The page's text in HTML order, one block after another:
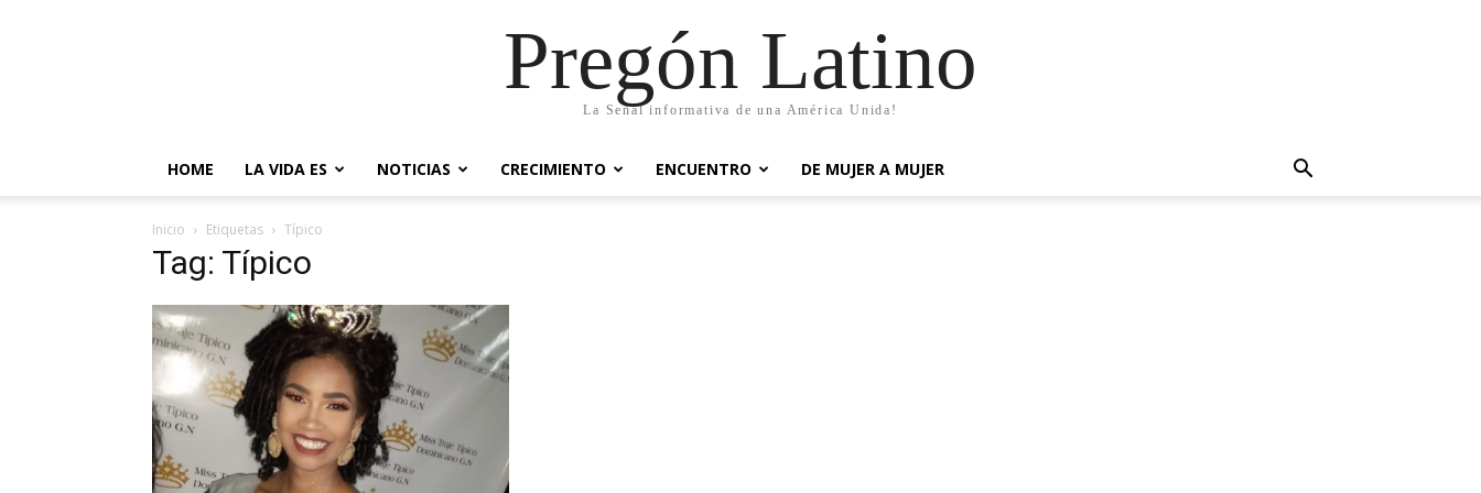
Pregón Latino
La Señal informativa de una América Unida!
HOME LA VIDA ES NOTICIAS CRECIMIENTO ENCUENTRO DE MUJER A MUJER
Inicio Etiquetas Típico
Tag: Típico